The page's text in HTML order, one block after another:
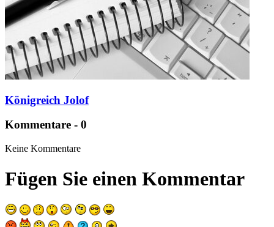
Königreich Jolof
Kommentare - 0
Keine Kommentare
Fügen Sie einen Kommentar